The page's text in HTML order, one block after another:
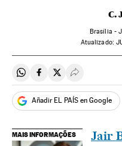
C.
Brasília -
atualizado:
Compartir en Whatsapp
Compartir en
Compartir en
Desplegar
Añadir EL PAÍS en Google
MAIS INFORMAÇÕES Jair